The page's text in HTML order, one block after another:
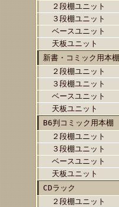
２段棚ユニット
３段棚ユニット
ベースユニット
天板ユニット
新書・コミック用本棚
２段棚ユニット
３段棚ユニット
ベースユニット
天板ユニット
B6判コミック用本棚
２段棚ユニット
３段棚ユニット
ベースユニット
天板ユニット
CDラック
２段棚ユニット